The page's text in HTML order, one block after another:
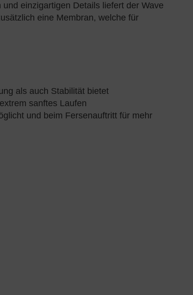
einzigartigen Details liefert der Wave
eine Membran, welche für
als auch Stabilität bietet
sanftes Laufen
und beim Fersenauftritt für mehr